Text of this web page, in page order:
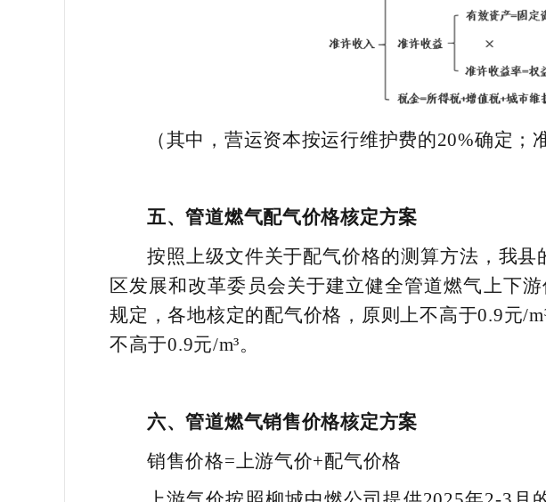
（其中，营运资本按运行维护费的20%确定
五、管道燃气配气价格核定方案
按照上级文件关于配气价格的测算方法，我
区发展和改革委员会关于建立健全管道燃气上下
规定，各地核定的配气价格，原则上不高于0.9元/
不高于0.9元/m³。
六、管道燃气销售价格核定方案
销售价格=上游气价+配气价格